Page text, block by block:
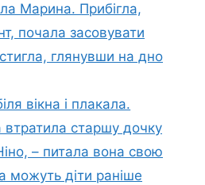
Марина. Прибігла,
почала засовувати
глянувши на дно
вікна і плакала.
втратила старшу дочку
– питала вона свою
можуть діти раніше